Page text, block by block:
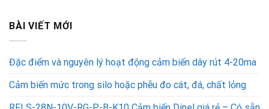
BÀI VIẾT MỚI
Đặc điểm và nguyên lý hoạt động cảm biến dây rút 4-20ma
Cảm biến mức trong silo hoặc phễu đo cát, đá, chất lỏng